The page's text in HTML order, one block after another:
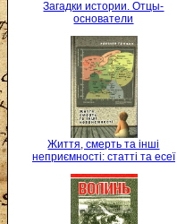
Загадки истории. Отцы-
основатели
Життя, смерть та інші
неприємності: статті та есеї